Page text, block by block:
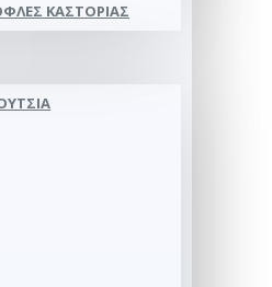
ΚΑΣΤΟΡΙΆΣ